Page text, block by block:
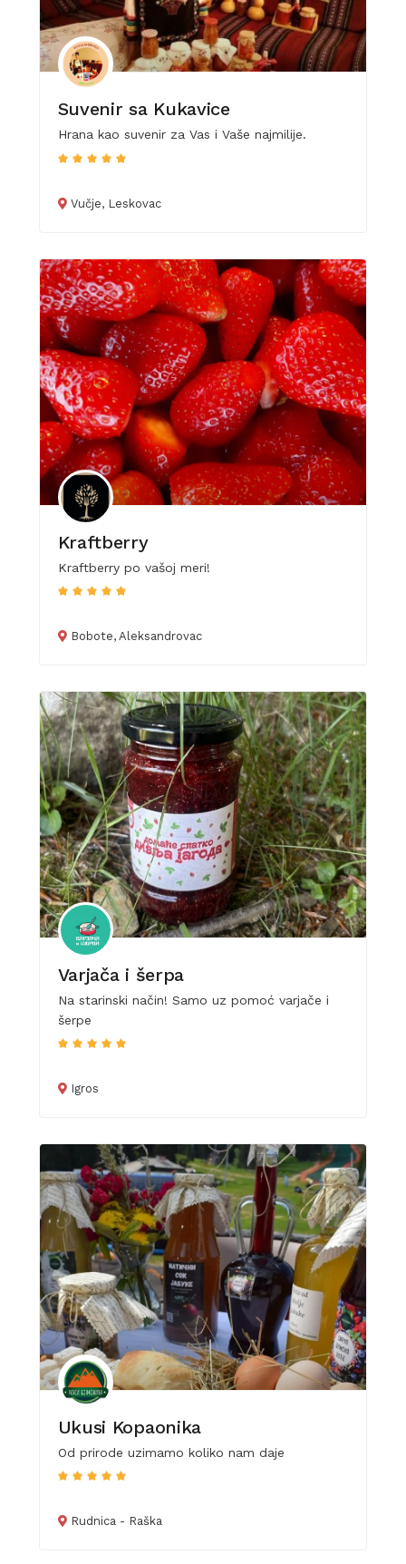
Suvenir sa Kukavice
Hrana kao suvenir za Vas i Vaše najmilije.
Vučje, Leskovac
Kraftberry
Kraftberry po vašoj meri!
Bobote, Aleksandrovac
Varjača i šerpa
Na starinski način! Samo uz pomoć varjače i
šerpe
Igros
Ukusi Kopaonika
Od prirode uzimamo koliko nam daje
Rudnica - Raška